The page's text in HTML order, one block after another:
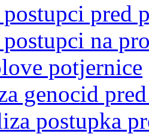
pred
na
potjernice
genocid
postupka